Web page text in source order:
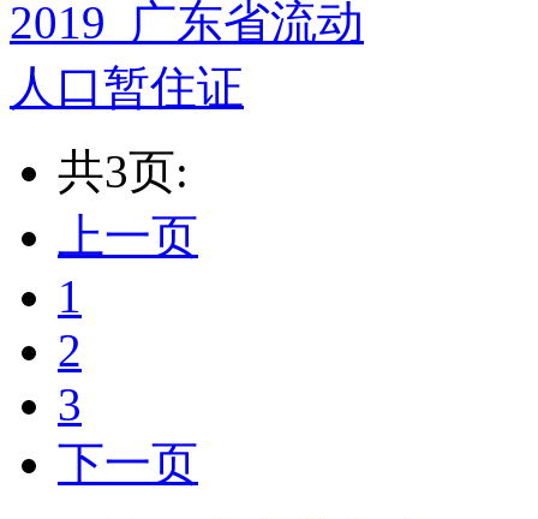
共3页:
上一页
1
2
3
下一页